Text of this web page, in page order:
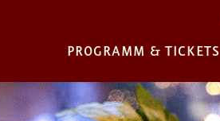
PROGRAMM & TICKETS